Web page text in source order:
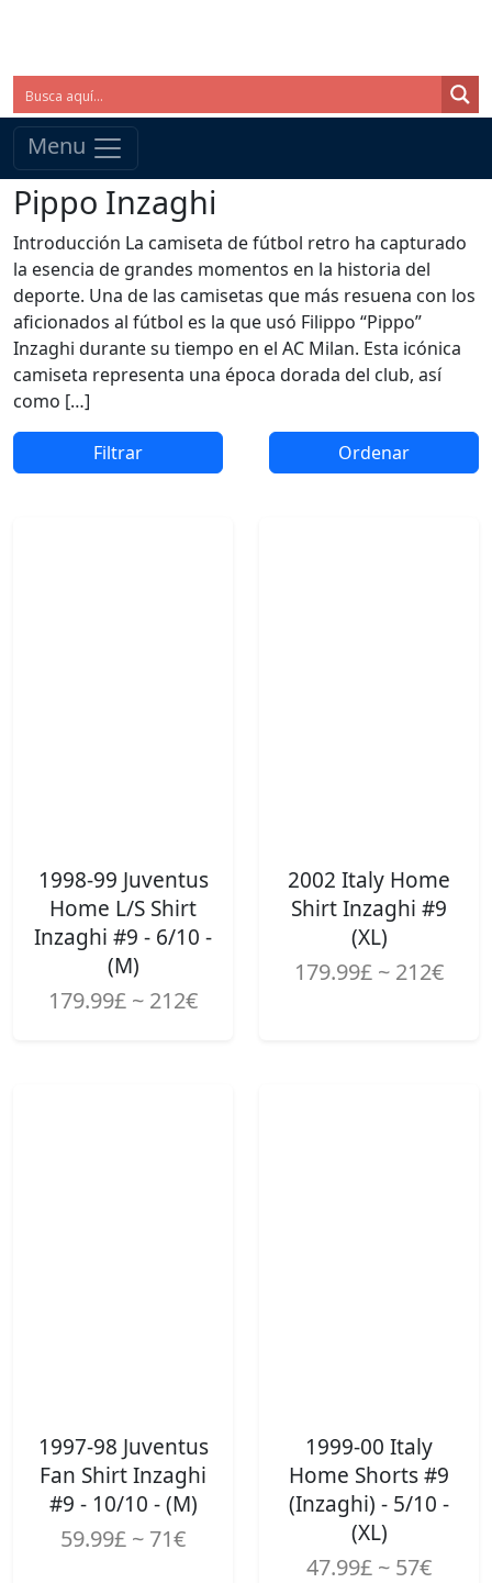
Menu
Pippo Inzaghi
Introducción La camiseta de fútbol retro ha capturado
la esencia de grandes momentos en la historia del
deporte. Una de las camisetas que más resuena con los
aficionados al fútbol es la que usó Filippo “Pippo”
Inzaghi durante su tiempo en el AC Milan. Esta icónica
camiseta representa una época dorada del club, así
como […]
Filtrar Ordenar
1998-99 Juventus
Home L/S Shirt
Inzaghi #9 - 6/10 -
(M)
179.99£ ~ 212€
2002 Italy Home
Shirt Inzaghi #9
(XL)
179.99£ ~ 212€
1997-98 Juventus
Fan Shirt Inzaghi
#9 - 10/10 - (M)
59.99£ ~ 71€
1999-00 Italy
Home Shorts #9
(Inzaghi) - 5/10 -
(XL)
47.99£ ~ 57€